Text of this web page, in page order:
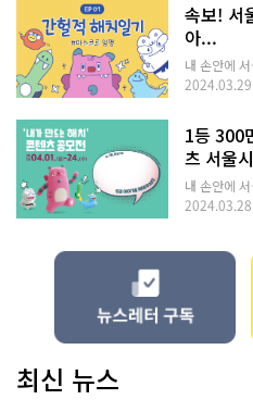
속보! 서
아...
내 손안에 서
1등 300
츠 서울
내 손안에 서
최신 뉴스